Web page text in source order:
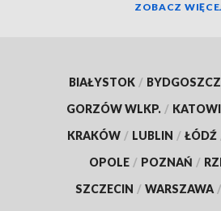
ZOBACZ
BIAŁYSTOK / BYDGOSZCZ
GORZÓW WLKP. /
KRAKÓW / LUBLIN / ŁÓDŹ
OPOLE / POZNAŃ /
SZCZECIN / WARSZAWA /